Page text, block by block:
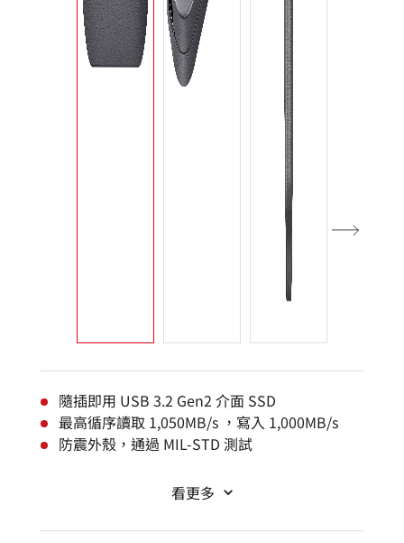
隨插即用 USB 3.2 Gen2 介面 SSD
最高循序讀取 1,050MB/s ，寫入 1,000MB/s
防震外殼，通過 MIL-STD 測試
看更多